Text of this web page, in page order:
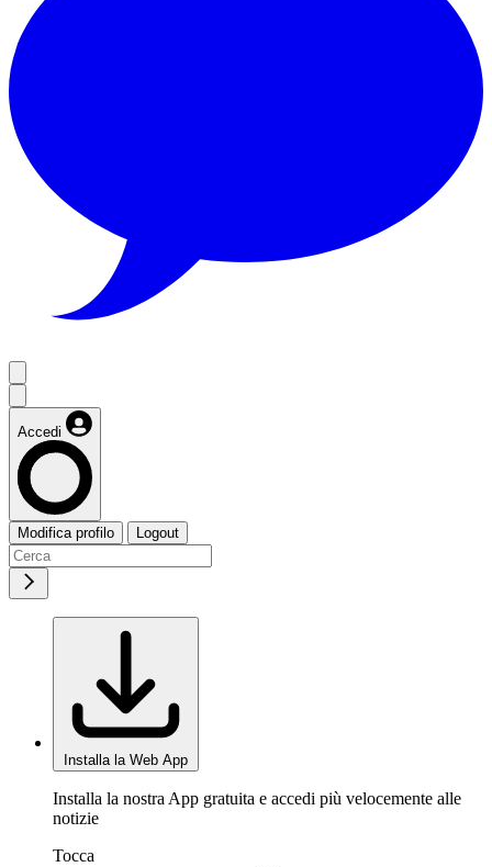
Accedi
Modifica profilo Logout
Installa la Web App
Installa la nostra App gratuita e accedi più velocemente alle
notizie
Tocca